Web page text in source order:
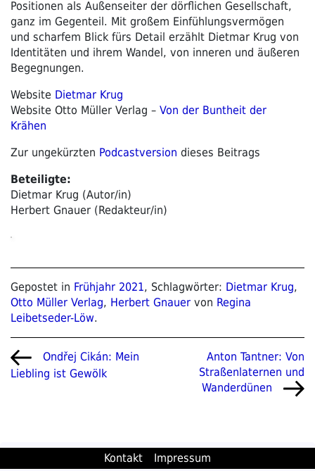
Positionen als Außenseiter der dörflichen Gesellschaft,
ganz im Gegenteil. Mit großem Einfühlungsvermögen
und scharfem Blick fürs Detail erzählt Dietmar Krug von
Identitäten und ihrem Wandel, von inneren und äußeren
Begegnungen.
Website Dietmar Krug
Website Otto Müller Verlag – Von der Buntheit der
Krähen
Zur ungekürzten Podcastversion dieses Beitrags
Beteiligte:
Dietmar Krug (Autor/in)
Herbert Gnauer (Redakteur/in)
Gepostet in Frühjahr 2021, Schlagwörter: Dietmar Krug,
Otto Müller Verlag, Herbert Gnauer von Regina
Leibetseder-Löw.
Beitragsnavigation
Vorheriger
Beitrag
Ondřej Cikán: Mein
Liebling ist Gewölk
Nächster
Beitrag
Anton Tantner: Von
Straßenlaternen und
Wanderdünen
Kontakt Impressum